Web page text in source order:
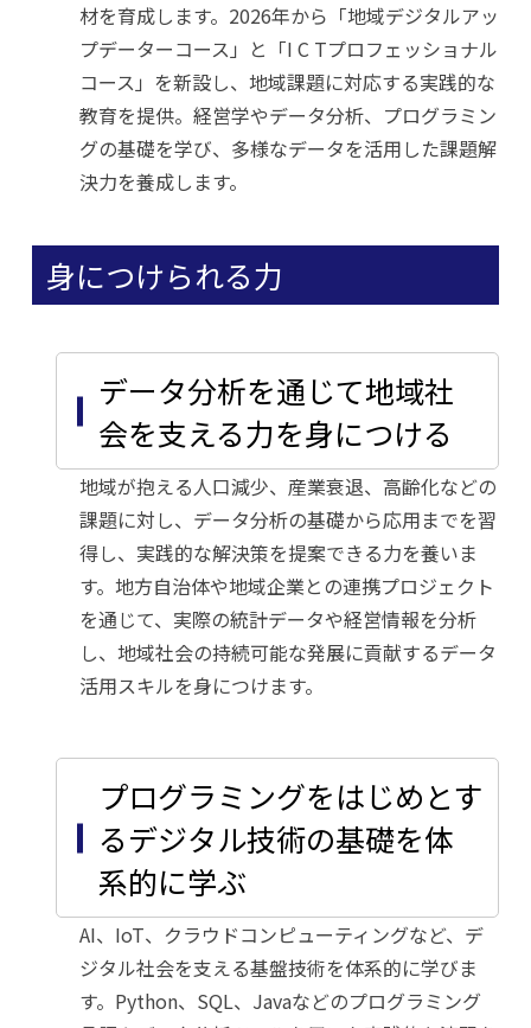
材を育成します。2026年から「地域デジタルアッ
プデーターコース」と「I C Tプロフェッショナル
コース」を新設し、地域課題に対応する実践的な
教育を提供。経営学やデータ分析、プログラミン
グの基礎を学び、多様なデータを活用した課題解
決力を養成します。
身につけられる力
データ分析を通じて地域社
会を支える力を身につける
地域が抱える人口減少、産業衰退、高齢化などの
課題に対し、データ分析の基礎から応用までを習
得し、実践的な解決策を提案できる力を養いま
す。地方自治体や地域企業との連携プロジェクト
を通じて、実際の統計データや経営情報を分析
し、地域社会の持続可能な発展に貢献するデータ
活用スキルを身につけます。
プログラミングをはじめとす
るデジタル技術の基礎を体
系的に学ぶ
AI、IoT、クラウドコンピューティングなど、デ
ジタル社会を支える基盤技術を体系的に学びま
す。Python、SQL、Javaなどのプログラミング